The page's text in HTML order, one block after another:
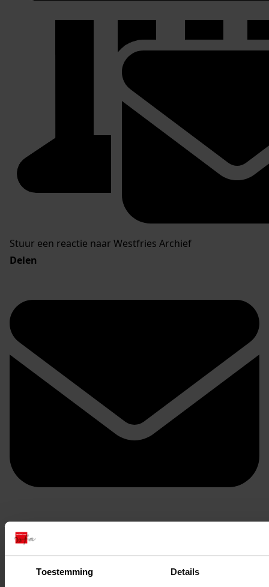
Toestemming Details
Stuur een reactie naar Westfries Archief
Delen